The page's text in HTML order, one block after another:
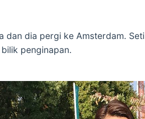
dan dia pergi ke Amsterdam.
penginapan.